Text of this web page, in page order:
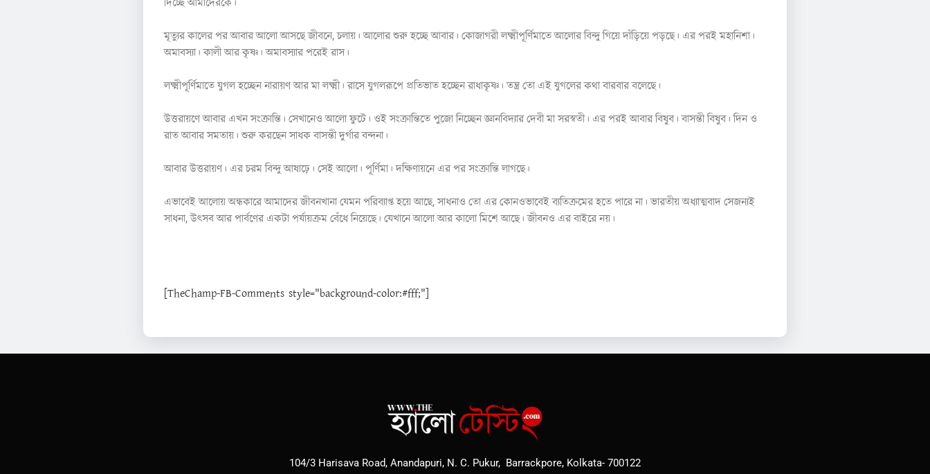
মৃত্যুর কালের পর আবার আলো আসছে জীবনে, চলায়। আলোর শুরু হচ্ছে আবার। কোজাগরী লক্ষ্মীপূর্ণিমাতে আলোর বিন্দু গিয়ে দাঁড়িয়ে পড়ছে। এর পরই মহানিশা।
অমাবস্যা। কালী আর কৃষ্ণ। অমাবস্যার পরেই রাস।
লক্ষ্মীপূর্ণিমাতে যুগল হচ্ছেন নারায়ণ আর মা লক্ষ্মী। রাসে যুগলরূপে প্রতিভাত হচ্ছেন রাধাকৃষ্ণ। তন্ত্র তো এই যুগলের কথা বারবার বলেছে।
উত্তরায়ণে আবার এখন সংক্রান্তি। সেখানেও আলো ফুটে। ওই সংক্রান্তিতে পুজো নিচ্ছেন জ্ঞানবিদ্যার দেবী মা সরস্বতী। এর পরই আবার বিষুব। বাসন্তী বিষুব। দিন ও
রাত আবার সমতায়। শুরু করছেন সাধক বাসন্তী দুর্গার বন্দনা।
আবার উত্তরায়ণ। এর চরম বিন্দু আষাঢ়ে। সেই আলো। পূর্ণিমা। দক্ষিণায়নে এর পর সংক্রান্তি লাগছে।
এভাবেই আলোয় অন্ধকারে আমাদের জীবনখানা যেমন পরিব্যাপ্ত হয়ে আছে, সাধনাও তো এর কোনওভাবেই ব্যতিক্রমের হতে পারে না। ভারতীয় অধ্যাত্মবাদ সেজন্যই
সাধনা, উৎসব আর পার্বণের একটা পর্যায়ক্রম বেঁধে নিয়েছে। যেখানে আলো আর কালো মিশে আছে। জীবনও এর বাইরে নয়।
[TheChamp-FB-Comments style="background-color:#fff;"]
104/3 Harisava Road, Anandapuri, N. C. Pukur, Barrackpore, Kolkata- 700122